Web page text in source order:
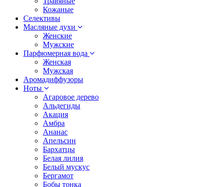
Кожаные
Селективы
Масляные духи
Женские
Мужские
Парфюмерная вода
Женская
Мужская
Аромадиффузоры
Ноты
Агаровое дерево
Альдегиды
Акация
Амбра
Ананас
Апельсин
Бархатцы
Белая лилия
Белый мускус
Бергамот
Бобы тонка